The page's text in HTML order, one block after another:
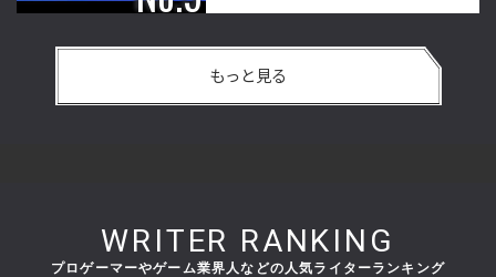
もっと見る
WRITER RANKING
プロゲーマーやゲーム業界人などの人気ライターランキング